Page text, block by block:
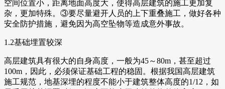
空间位置小，距离地面高度大，使得高层建筑的施工更加复
杂，更加特殊。③要尽量避开人员的上下重叠施工，做好各种
安全防护措施，避免因为高空坠物等造成意外事故。
1.2基础埋置较深
高层建筑具有很大的自身高度，一般为45～80m，甚至超过
100m，因此，必须保证基础工程的稳固。根据我国高层建筑
施工规范，地基深埋的程度不能小于建筑整体高度的1/12，如